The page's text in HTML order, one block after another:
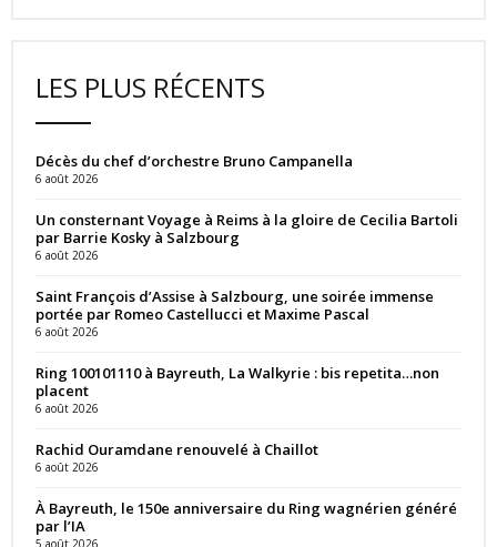
LES PLUS RÉCENTS
Décès du chef d’orchestre Bruno Campanella
6 août 2026
Un consternant Voyage à Reims à la gloire de Cecilia Bartoli
par Barrie Kosky à Salzbourg
6 août 2026
Saint François d’Assise à Salzbourg, une soirée immense
portée par Romeo Castellucci et Maxime Pascal
6 août 2026
Ring 100101110 à Bayreuth, La Walkyrie : bis repetita…non
placent
6 août 2026
Rachid Ouramdane renouvelé à Chaillot
6 août 2026
À Bayreuth, le 150e anniversaire du Ring wagnérien généré
par l’IA
5 août 2026